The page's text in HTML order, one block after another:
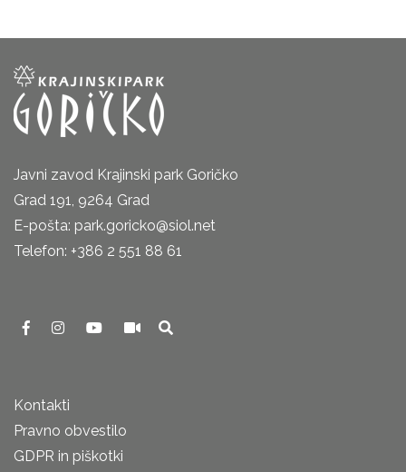
Javni zavod Krajinski park Goričko
Grad 191, 9264 Grad
E-pošta: park.goricko@siol.net
Telefon: +386 2 551 88 61
Kontakti
Pravno obvestilo
GDPR in piškotki